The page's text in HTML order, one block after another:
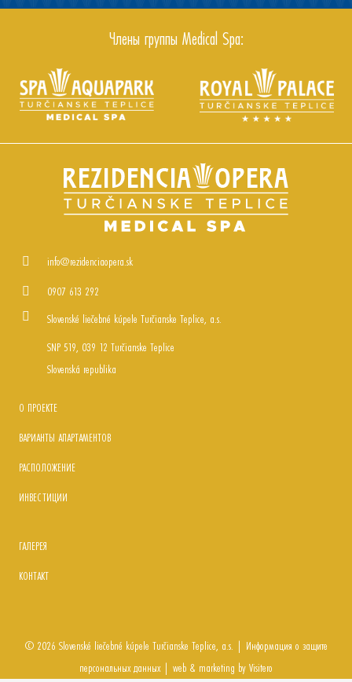
Члены группы Medical Spa:
info@rezidenciaopera.sk
0907 613 292
Slovenské liečebné kúpele Turčianske Teplice, a.s.
SNP 519, 039 12 Turčianske Teplice
Slovenská republika
О ПРОЕКТЕ
ВАРИАНТЫ АПАРТАМЕНТОВ
РАСПОЛОЖЕНИЕ
ИНВЕСТИЦИИ
ГАЛЕРЕЯ
КОНТАКТ
© 2026 Slovenské liečebné kúpele Turčianske Teplice, a.s. | Информация о защите
персональных данных| web & marketing byVisitero